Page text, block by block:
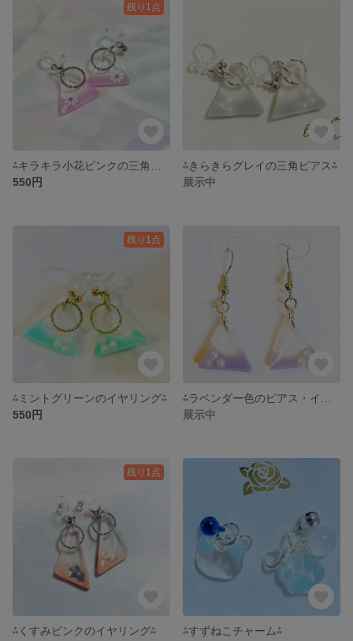
残り1点
550円
⁂きらきらグレイの三角ピアス⁂
展示中
残り1点
⁂ミントグリーンのイヤリング⁂
550円
展示中
残り1点
⁂くすみピンクのイヤリング⁂
⁂すずねこチャーム⁂